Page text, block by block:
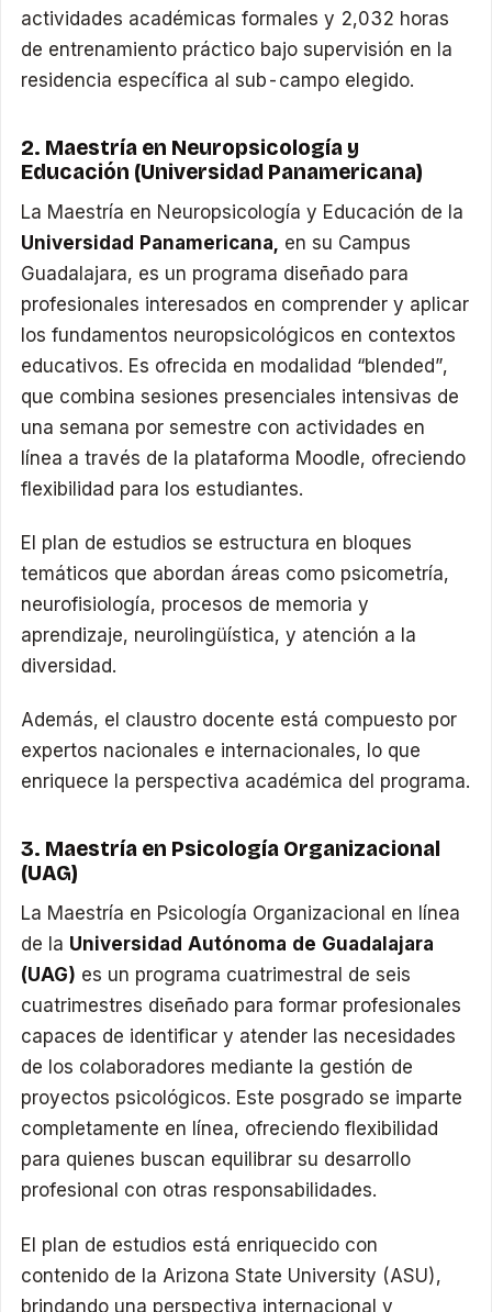
actividades académicas formales y 2,032 horas
de entrenamiento práctico bajo supervisión en la
residencia específica al sub-campo elegido.
2. Maestría en Neuropsicología y
Educación (Universidad Panamericana)
La Maestría en Neuropsicología y Educación de la
Universidad Panamericana, en su Campus
Guadalajara, es un programa diseñado para
profesionales interesados en comprender y aplicar
los fundamentos neuropsicológicos en contextos
educativos. Es ofrecida en modalidad “blended”,
que combina sesiones presenciales intensivas de
una semana por semestre con actividades en
línea a través de la plataforma Moodle, ofreciendo
flexibilidad para los estudiantes.
El plan de estudios se estructura en bloques
temáticos que abordan áreas como psicometría,
neurofisiología, procesos de memoria y
aprendizaje, neurolingüística, y atención a la
diversidad.
Además, el claustro docente está compuesto por
expertos nacionales e internacionales, lo que
enriquece la perspectiva académica del programa.
3. Maestría en Psicología Organizacional
(UAG)
La Maestría en Psicología Organizacional en línea
de la Universidad Autónoma de Guadalajara
(UAG) es un programa cuatrimestral de seis
cuatrimestres diseñado para formar profesionales
capaces de identificar y atender las necesidades
de los colaboradores mediante la gestión de
proyectos psicológicos. Este posgrado se imparte
completamente en línea, ofreciendo flexibilidad
para quienes buscan equilibrar su desarrollo
profesional con otras responsabilidades.
El plan de estudios está enriquecido con
contenido de la Arizona State University (ASU),
brindando una perspectiva internacional y